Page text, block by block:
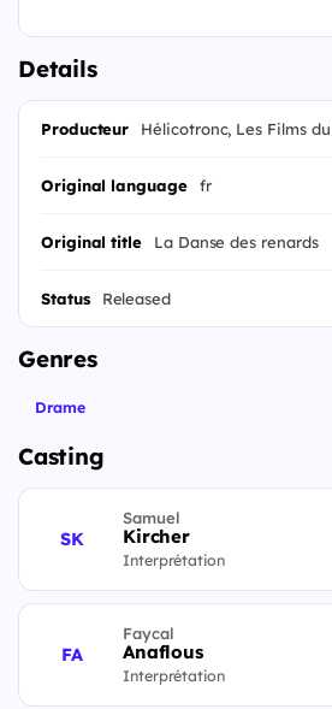
Details
Producteur Hélicotronc, Les Films du
Original language fr
Original title La Danse des renards
Status Released
Genres
Drame
Casting
SK
Samuel
Kircher
Interprétation
FA
Faycal
Anaflous
Interprétation